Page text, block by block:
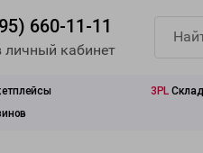
660-11-11
личный кабинет
3PL